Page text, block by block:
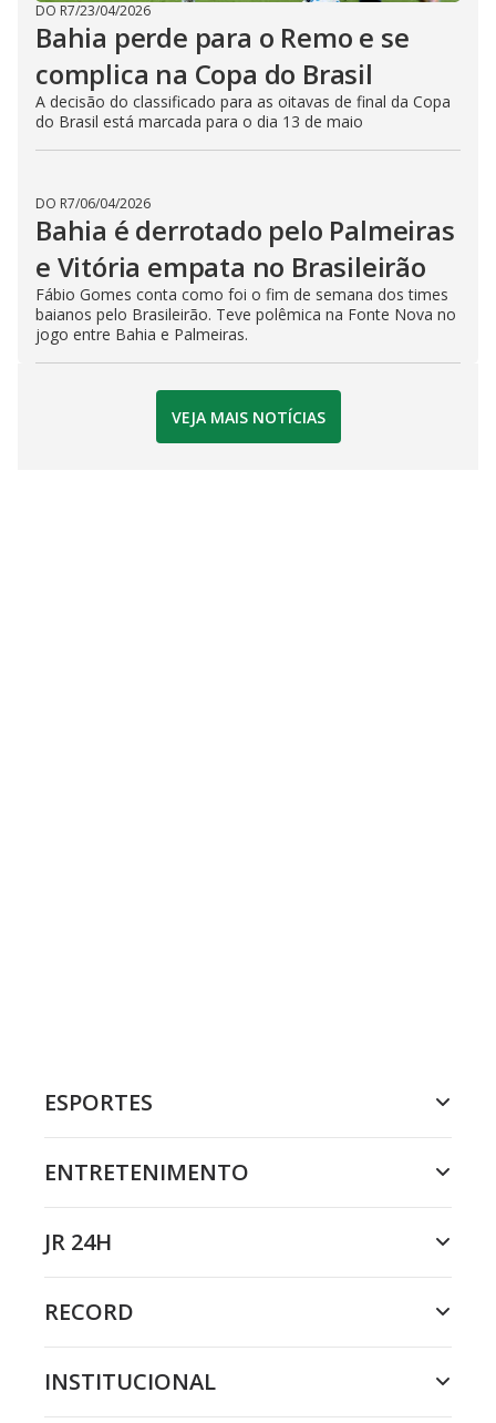
DO R7/23/04/2026
Bahia perde para o Remo e se
complica na Copa do Brasil
A decisão do classificado para as oitavas de final da Copa
do Brasil está marcada para o dia 13 de maio
DO R7/06/04/2026
Bahia é derrotado pelo Palmeiras
e Vitória empata no Brasileirão
Fábio Gomes conta como foi o fim de semana dos times
baianos pelo Brasileirão. Teve polêmica na Fonte Nova no
jogo entre Bahia e Palmeiras.
VEJA MAIS NOTÍCIAS
ESPORTES
ENTRETENIMENTO
JR 24H
RECORD
INSTITUCIONAL